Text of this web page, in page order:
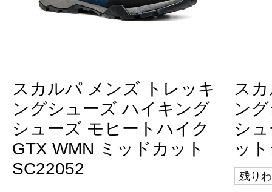
スカルパ メンズ トレッキ
ングシューズ ハイキング
シューズ モヒートハイク
GTX WMN ミッドカット
SC22052
ス
ン
シ
ッ
残り